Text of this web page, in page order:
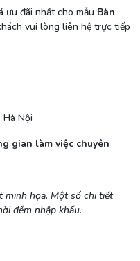
ưu đãi nhất cho mẫu Bàn
vui lòng liên hệ trực tiếp
Nội
gian làm việc chuyên
minh họa. Một số chi tiết
đểm nhập khẩu.